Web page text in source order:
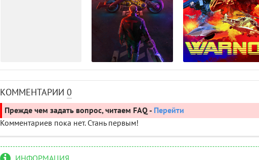
КОММЕНТАРИИ0
Прежде чем задать вопрос, читаем FAQ - Перейти
Комментариев пока нет. Стань первым!